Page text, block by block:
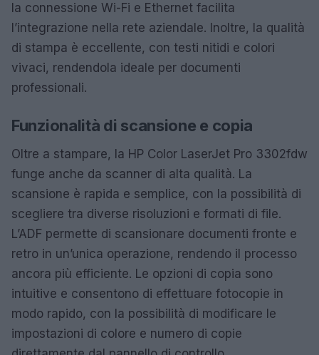
la connessione Wi-Fi e Ethernet facilita
l’integrazione nella rete aziendale. Inoltre, la qualità
di stampa è eccellente, con testi nitidi e colori
vivaci, rendendola ideale per documenti
professionali.
Funzionalità di scansione e copia
Oltre a stampare, la HP Color LaserJet Pro 3302fdw
funge anche da scanner di alta qualità. La
scansione è rapida e semplice, con la possibilità di
scegliere tra diverse risoluzioni e formati di file.
L’ADF permette di scansionare documenti fronte e
retro in un’unica operazione, rendendo il processo
ancora più efficiente. Le opzioni di copia sono
intuitive e consentono di effettuare fotocopie in
modo rapido, con la possibilità di modificare le
impostazioni di colore e numero di copie